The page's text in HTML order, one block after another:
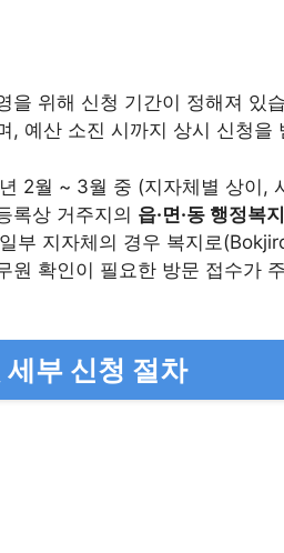
을 위해 신청 기간이 정해져 있
, 예산 소진 시까지 상시 신청을
2월 ~ 3월 중 (지자체별 상이,
록상 거주지의 읍·면·동 행정복
일부 지자체의 경우 복지로
원 확인이 필요한 방문 접수가
세부 신청 절차